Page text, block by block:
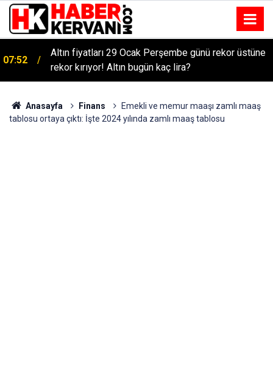
07:52
Altın fiyatları 29 Ocak Perşembe günü rekor üstüne
rekor kırıyor! Altın bugün kaç lira?
Anasayfa Finans
Emekli ve memur maaşı zamlı maaş
tablosu ortaya çıktı: İşte 2024 yılında zamlı maaş tablosu